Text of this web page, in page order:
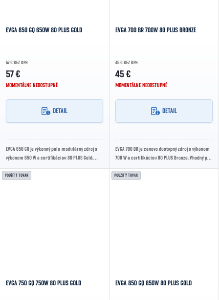
EVGA 650 GQ 650W 80 PLUS GOLD
57 € BEZ DPH
57 €
MOMENTÁLNE NEDOSTUPNÉ
DETAIL
EVGA 650 GQ je výkonný polo-modulárny zdroj s
výkonom 650 W a certifikáciou 80 PLUS Gold.
EVGA 700 BR 700W 80 PLUS BRONZE
45 € BEZ DPH
45 €
MOMENTÁLNE NEDOSTUPNÉ
DETAIL
EVGA 700 BR je cenovo dostupný zdroj s výkonom
700 W a certifikáciou 80 PLUS Bronze. Vhodný pre
POUŽITÝ TOVAR
EVGA 750 GQ 750W 80 PLUS GOLD
POUŽITÝ TOVAR
EVGA 850 GQ 850W 80 PLUS GOLD